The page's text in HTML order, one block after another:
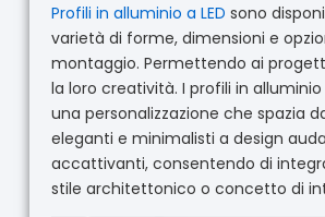
Profili in alluminio a LED sono
varietà di forme, dimensioni e
montaggio. Permettendo ai
la loro creatività. I profili in alluminio
una personalizzazione che spazia
eleganti e minimalisti a design
accattivanti, consentendo di
stile architettonico o concetto di